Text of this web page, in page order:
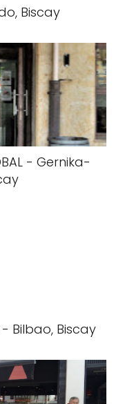
Biscay
- Gernika-
Bilbao, Biscay